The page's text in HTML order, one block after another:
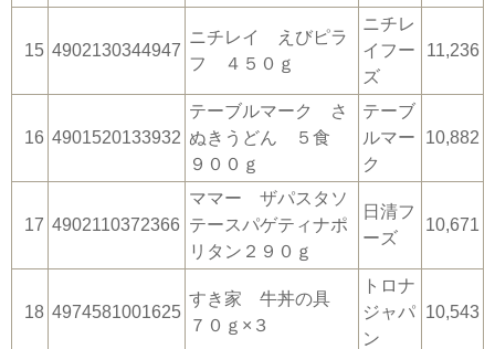
15 4902130344947
ニチレイ えびピラ
フ ４５０ｇ
ニチレ
イフー
ズ
11,236
16 4901520133932
テーブルマーク さ
ぬきうどん ５食
９００ｇ
テーブ
ルマー
ク
10,882
17 4902110372366
ママー ザパスタソ
テースパゲティナポ
リタン２９０ｇ
日清フ
ーズ
10,671
18 4974581001625
すき家 牛丼の具
７０ｇ×３
トロナ
ジャパ
ン
10,543